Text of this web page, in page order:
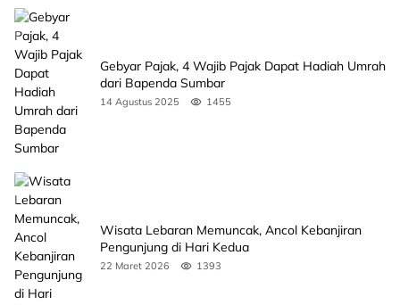
Gebyar Pajak, 4 Wajib Pajak Dapat Hadiah Umrah
dari Bapenda Sumbar
14 Agustus 2025 1455
Wisata Lebaran Memuncak, Ancol Kebanjiran
Pengunjung di Hari Kedua
22 Maret 2026 1393